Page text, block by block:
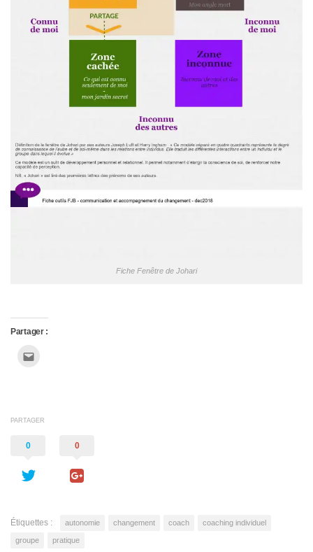
Fiche Fenêtre de Johari
Partager :
ami(ouvre
PARTAGER
0 0
Étiquettes : autonomie changement coach coaching individuel
groupe pratique